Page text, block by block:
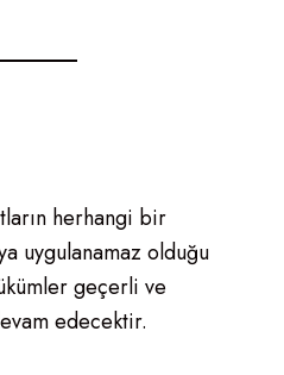
herhangi bir
uygulanamaz olduğu
geçerli ve
edecektir.